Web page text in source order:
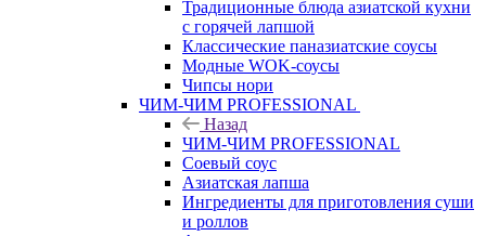
Традиционные блюда азиатской кухни
с горячей лапшой
Классические паназиатские соусы
Модные WOK-соусы
Чипсы нори
ЧИМ-ЧИМ PROFESSIONAL
Назад
ЧИМ-ЧИМ PROFESSIONAL
Соевый соус
Азиатская лапша
Ингредиенты для приготовления суши
и роллов